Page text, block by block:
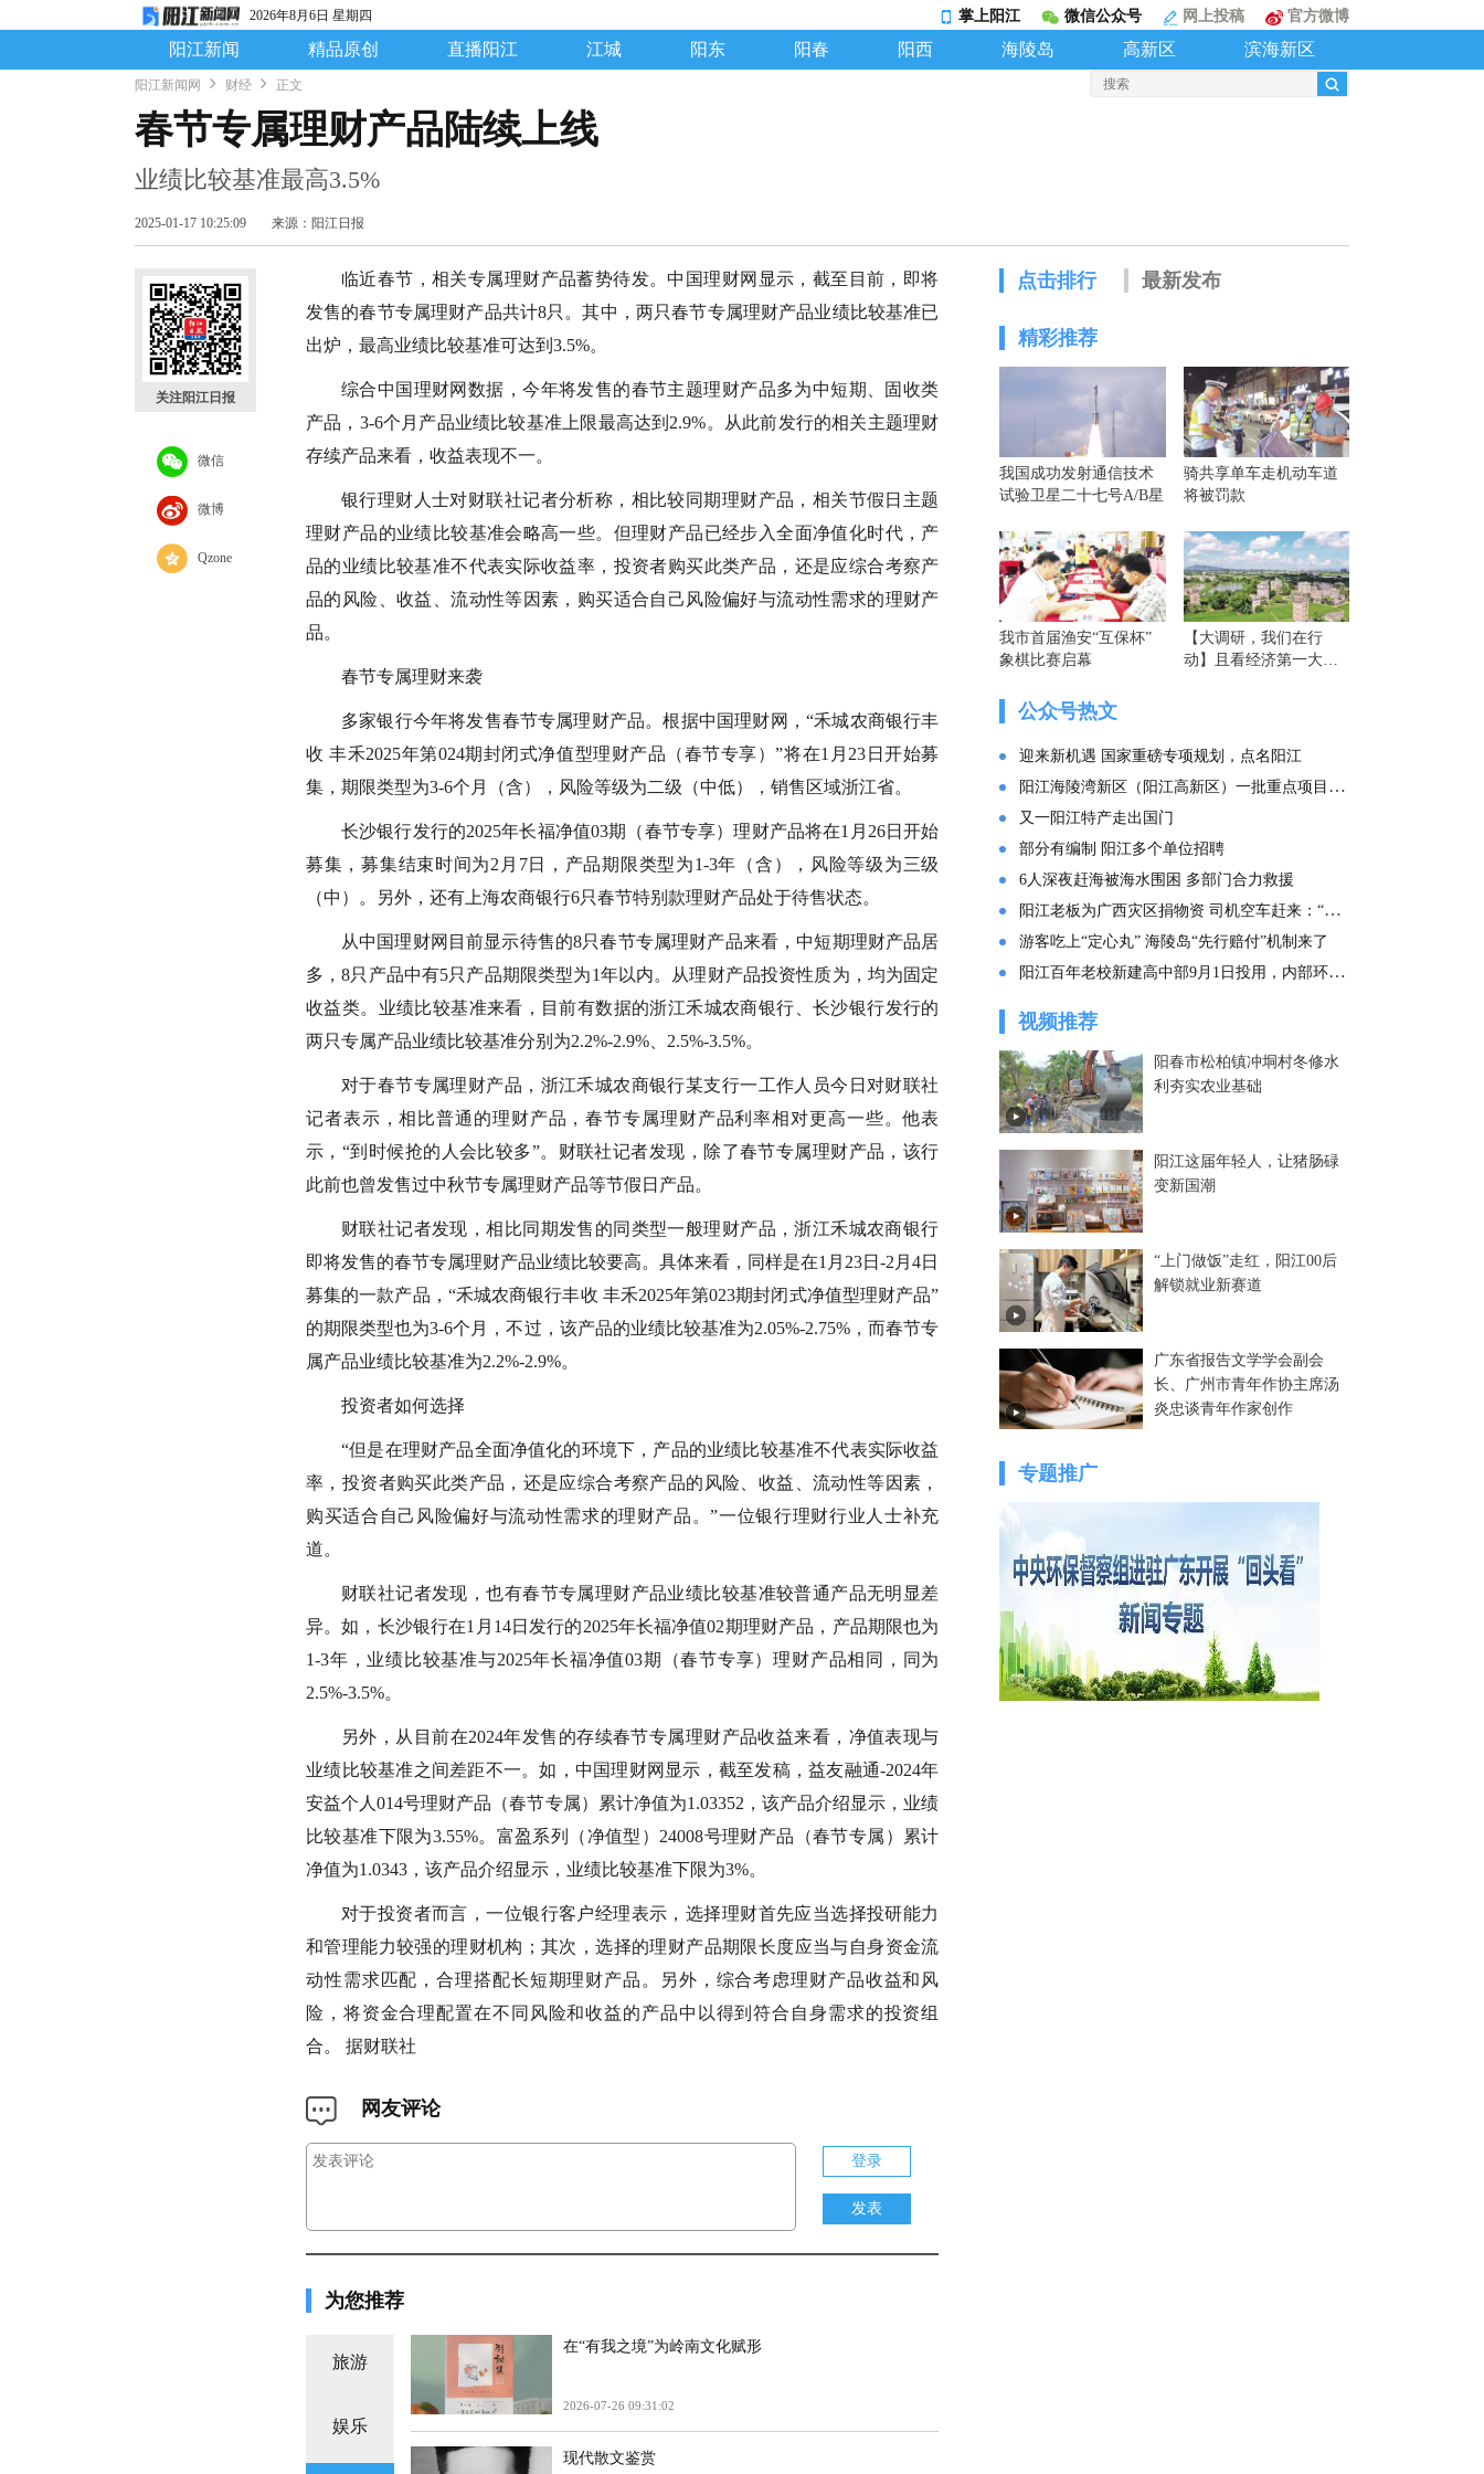
2026年8月6日 星期四 掌上阳江 微信公众号 网上投稿 官方微博
阳江新闻 精品原创 直播阳江 江城 阳东 阳春 阳西 海陵岛 高新区 滨海新区
阳江新闻网 财经 正文
春节专属理财产品陆续上线
业绩比较基准最高3.5%
2025-01-17 10:25:09 来源：阳江日报
关注阳江日报
微信
微博
Qzone
临近春节，相关专属理财产品蓄势待发。中国理财网显示，截至目前，即将
发售的春节专属理财产品共计8只。其中，两只春节专属理财产品业绩比较基准已
出炉，最高业绩比较基准可达到3.5%。
综合中国理财网数据，今年将发售的春节主题理财产品多为中短期、固收类
产品，3-6个月产品业绩比较基准上限最高达到2.9%。从此前发行的相关主题理财
存续产品来看，收益表现不一。
银行理财人士对财联社记者分析称，相比较同期理财产品，相关节假日主题
理财产品的业绩比较基准会略高一些。但理财产品已经步入全面净值化时代，产
品的业绩比较基准不代表实际收益率，投资者购买此类产品，还是应综合考察产
品的风险、收益、流动性等因素，购买适合自己风险偏好与流动性需求的理财产
品。
春节专属理财来袭
多家银行今年将发售春节专属理财产品。根据中国理财网，“禾城农商银行丰
收 丰禾2025年第024期封闭式净值型理财产品（春节专享）”将在1月23日开始募
集，期限类型为3-6个月（含），风险等级为二级（中低），销售区域浙江省。
长沙银行发行的2025年长福净值03期（春节专享）理财产品将在1月26日开始
募集，募集结束时间为2月7日，产品期限类型为1-3年（含），风险等级为三级
（中）。另外，还有上海农商银行6只春节特别款理财产品处于待售状态。
从中国理财网目前显示待售的8只春节专属理财产品来看，中短期理财产品居
多，8只产品中有5只产品期限类型为1年以内。从理财产品投资性质为，均为固定
收益类。业绩比较基准来看，目前有数据的浙江禾城农商银行、长沙银行发行的
两只专属产品业绩比较基准分别为2.2%-2.9%、2.5%-3.5%。
对于春节专属理财产品，浙江禾城农商银行某支行一工作人员今日对财联社
记者表示，相比普通的理财产品，春节专属理财产品利率相对更高一些。他表
示，“到时候抢的人会比较多”。财联社记者发现，除了春节专属理财产品，该行
此前也曾发售过中秋节专属理财产品等节假日产品。
财联社记者发现，相比同期发售的同类型一般理财产品，浙江禾城农商银行
即将发售的春节专属理财产品业绩比较要高。具体来看，同样是在1月23日-2月4日
募集的一款产品，“禾城农商银行丰收 丰禾2025年第023期封闭式净值型理财产品”
的期限类型也为3-6个月，不过，该产品的业绩比较基准为2.05%-2.75%，而春节专
属产品业绩比较基准为2.2%-2.9%。
投资者如何选择
“但是在理财产品全面净值化的环境下，产品的业绩比较基准不代表实际收益
率，投资者购买此类产品，还是应综合考察产品的风险、收益、流动性等因素，
购买适合自己风险偏好与流动性需求的理财产品。”一位银行理财行业人士补充
道。
财联社记者发现，也有春节专属理财产品业绩比较基准较普通产品无明显差
异。如，长沙银行在1月14日发行的2025年长福净值02期理财产品，产品期限也为
1-3年，业绩比较基准与2025年长福净值03期（春节专享）理财产品相同，同为
2.5%-3.5%。
另外，从目前在2024年发售的存续春节专属理财产品收益来看，净值表现与
业绩比较基准之间差距不一。如，中国理财网显示，截至发稿，益友融通-2024年
安益个人014号理财产品（春节专属）累计净值为1.03352，该产品介绍显示，业绩
比较基准下限为3.55%。富盈系列（净值型）24008号理财产品（春节专属）累计
净值为1.0343，该产品介绍显示，业绩比较基准下限为3%。
对于投资者而言，一位银行客户经理表示，选择理财首先应当选择投研能力
和管理能力较强的理财机构；其次，选择的理财产品期限长度应当与自身资金流
动性需求匹配，合理搭配长短期理财产品。另外，综合考虑理财产品收益和风
险，将资金合理配置在不同风险和收益的产品中以得到符合自身需求的投资组
合。 据财联社
网友评论
登录
发表
为您推荐
旅游
娱乐
在“有我之境”为岭南文化赋形
2026-07-26 09:31:02
现代散文鉴赏
点击排行 最新发布
精彩推荐
我国成功发射通信技术
试验卫星二十七号A/B星
骑共享单车走机动车道
将被罚款
我市首届渔安“互保杯”
象棋比赛启幕
【大调研，我们在行
动】且看经济第一大省
公众号热文
迎来新机遇 国家重磅专项规划，点名阳江
阳江海陵湾新区（阳江高新区）一批重点项目集中投产
又一阳江特产走出国门
部分有编制 阳江多个单位招聘
6人深夜赶海被海水围困 多部门合力救援
阳江老板为广西灾区捐物资 司机空车赶来：“免费拉！”
游客吃上“定心丸” 海陵岛“先行赔付”机制来了
阳江百年老校新建高中部9月1日投用，内部环境曝光
视频推荐
阳春市松柏镇冲垌村冬修水
利夯实农业基础
阳江这届年轻人，让猪肠碌
变新国潮
“上门做饭”走红，阳江00后
解锁就业新赛道
广东省报告文学学会副会
长、广州市青年作协主席汤
炎忠谈青年作家创作
专题推广